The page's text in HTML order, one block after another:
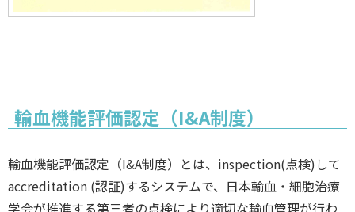
輸血機能評価認定（I&A制度）
輸血機能評価認定（I&A制度）とは、inspection(点検)して
accreditation (認証)するシステムで、日本輸血・細胞治療
学会が推進する第三者の点検により適切な輸血管理が行わ